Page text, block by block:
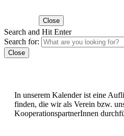
Close
Search and Hit Enter
Search for:
Close
In unserem Kalender ist eine
finden, die wir als Verein bzw.
KooperationspartnerInnen